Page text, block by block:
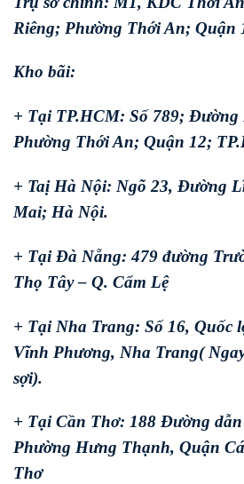
Riêng; Phường Thới An; Quận
Kho bãi:
+ Tại TP.HCM: Số 789; Đường
Phường Thới An; Quận 12;
+ Taị Hà Nội: Ngõ 23, Đường
Mai; Hà Nội.
+ Tại Đà Nẵng: 479 đường
Thọ Tây – Q. Cẩm Lệ
+ Tại Nha Trang: Số 16, Quốc
Vĩnh Phương, Nha Trang(
sợi).
+ Tại Cần Thơ: 188 Đường
Phường Hưng Thạnh, Quận
Thơ